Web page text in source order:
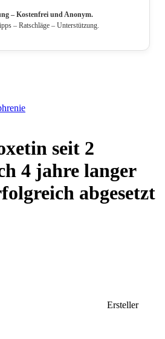
– Kostenfrei und Anonym.
– Ratschläge – Unterstützung.
seit 2
4 jahre langer
abgesetzt
Ersteller